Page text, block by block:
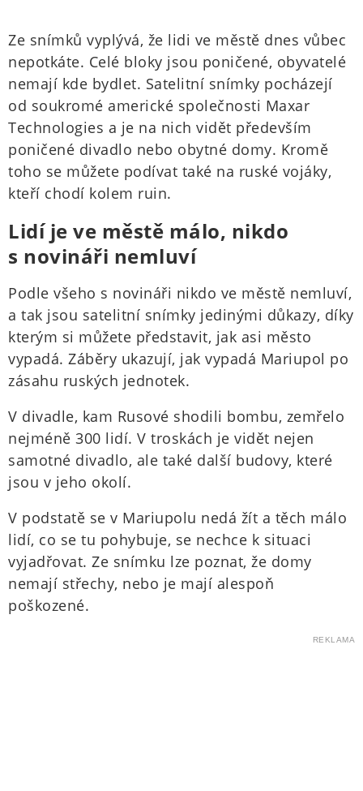
Ze snímků vyplývá, že lidi ve městě dnes vůbec
nepotkáte. Celé bloky jsou poničené, obyvatelé
nemají kde bydlet. Satelitní snímky pocházejí
od soukromé americké společnosti Maxar
Technologies a je na nich vidět především
poničené divadlo nebo obytné domy. Kromě
toho se můžete podívat také na ruské vojáky,
kteří chodí kolem ruin.
Lidí je ve městě málo, nikdo
s novináři nemluví
Podle všeho s novináři nikdo ve městě nemluví,
a tak jsou satelitní snímky jedinými důkazy, díky
kterým si můžete představit, jak asi město
vypadá. Záběry ukazují, jak vypadá Mariupol po
zásahu ruských jednotek.
V divadle, kam Rusové shodili bombu, zemřelo
nejméně 300 lidí. V troskách je vidět nejen
samotné divadlo, ale také další budovy, které
jsou v jeho okolí.
V podstatě se v Mariupolu nedá žít a těch málo
lidí, co se tu pohybuje, se nechce k situaci
vyjadřovat. Ze snímku lze poznat, že domy
nemají střechy, nebo je mají alespoň
poškozené.
REKLAMA